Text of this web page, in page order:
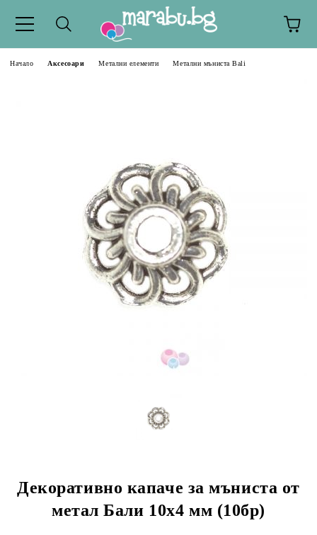
Начало Аксесоари Метални елементи Метални мъниста Bali
Декоративно капаче за мъниста от
метал Бали 10х4 мм (10бр)